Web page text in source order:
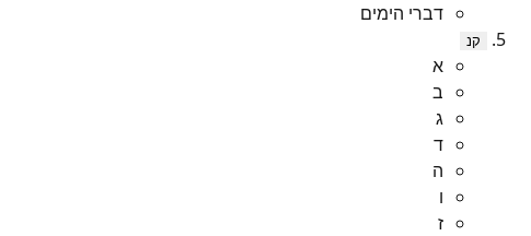
דברי הימים
קנ
א
ב
ג
ד
ה
ו
ז